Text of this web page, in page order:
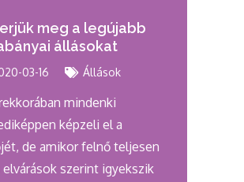
meg a legújabb
állásokat
03-16 Állások
mindenki
képzeli el a
de amikor felnő teljesen
elvárások szerint igyekszik